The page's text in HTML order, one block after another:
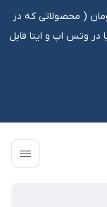
بالای ۱۰ میلیون تومان ‌‌(‌‌ محصولاتی که در
موجود نیستند طی تماس با ۰۹۱۳۱۵۱۸۴۸۷ یا در وتس اپ و ایتا قابل